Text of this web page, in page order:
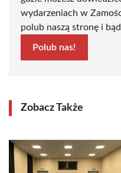
wydarzeniach w
polub naszą stronę i
Polub nas!
Zobacz Także